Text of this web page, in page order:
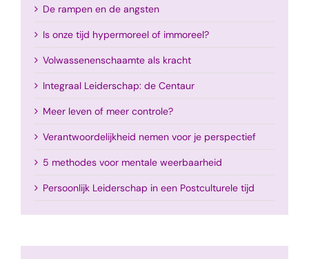
De rampen en de angsten
Is onze tijd hypermoreel of immoreel?
Volwassenenschaamte als kracht
Integraal Leiderschap: de Centaur
Meer leven of meer controle?
Verantwoordelijkheid nemen voor je perspectief
5 methodes voor mentale weerbaarheid
Persoonlijk Leiderschap in een Postculturele tijd